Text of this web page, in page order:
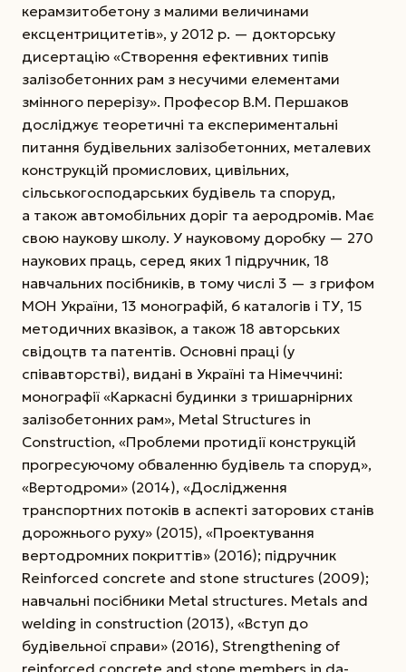
керамзитобетону з малими величинами
ексцентрицитетів», у 2012 р. — докторську
дисертацію «Створення ефективних типів
залізобетонних рам з несучими елементами
змінного перерізу». Професор В.М. Першаков
досліджує теоретичні та експериментальні
питання будівельних залізобетонних, металевих
конструкцій промислових, цивільних,
сільськогосподарських будівель та споруд,
а також автомобільних доріг та аеродромів. Має
свою наукову школу. У науковому доробку — 270
наукових праць, серед яких 1 підручник, 18
навчальних посібників, в тому числі 3 — з грифом
МОН України, 13 монографій, 6 каталогів і ТУ, 15
методичних вказівок, а також 18 авторських
свідоцтв та патентів. Основні праці (у
співавторстві), видані в Україні та Німеччині:
монографії «Каркасні будинки з тришарнірних
залізобетонних рам», Metal Structures in
Construction, «Проблеми протидії конструкцій
прогресуючому обваленню будівель та споруд»,
«Вертодроми» (2014), «Дослідження
транспортних потоків в аспекті заторових станів
дорожнього руху» (2015), «Проектування
вертодромних покриттів» (2016); підручник
Reinforced concrete and stone structures (2009);
навчальні посібники Metal structures. Metals and
welding in construction (2013), «Вступ до
будівельної справи» (2016), Streng­thening of
reinforced concrete and stone members in da­